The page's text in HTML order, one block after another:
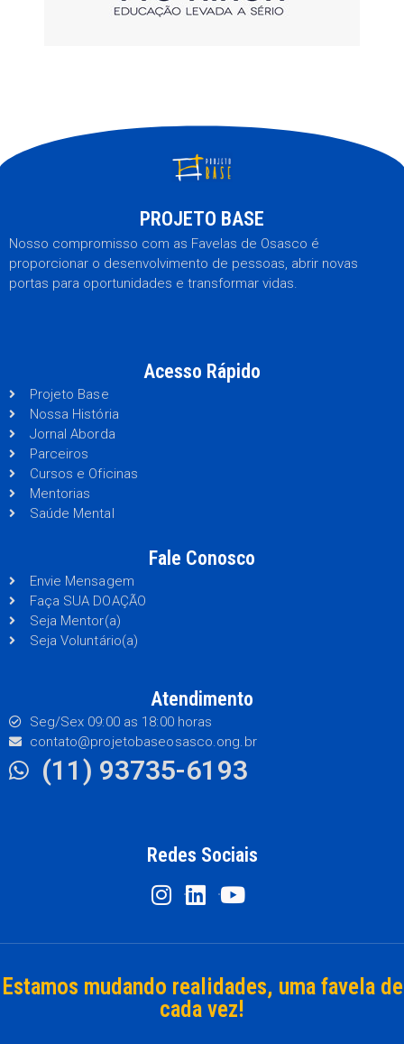
PROJETO BASE
Nosso compromisso com as Favelas de Osasco é
proporcionar o desenvolvimento de pessoas, abrir novas
portas para oportunidades e transformar vidas.
Acesso Rápido
Projeto Base
Nossa História
Jornal Aborda
Parceiros
Cursos e Oficinas
Mentorias
Saúde Mental
Fale Conosco
Envie Mensagem
Faça SUA DOAÇÃO
Seja Mentor(a)
Seja Voluntário(a)
Atendimento
Seg/Sex 09:00 as 18:00 horas
contato@projetobaseosasco.ong.br
(11) 93735-6193
Redes Sociais
Estamos mudando realidades, uma favela de
cada vez!